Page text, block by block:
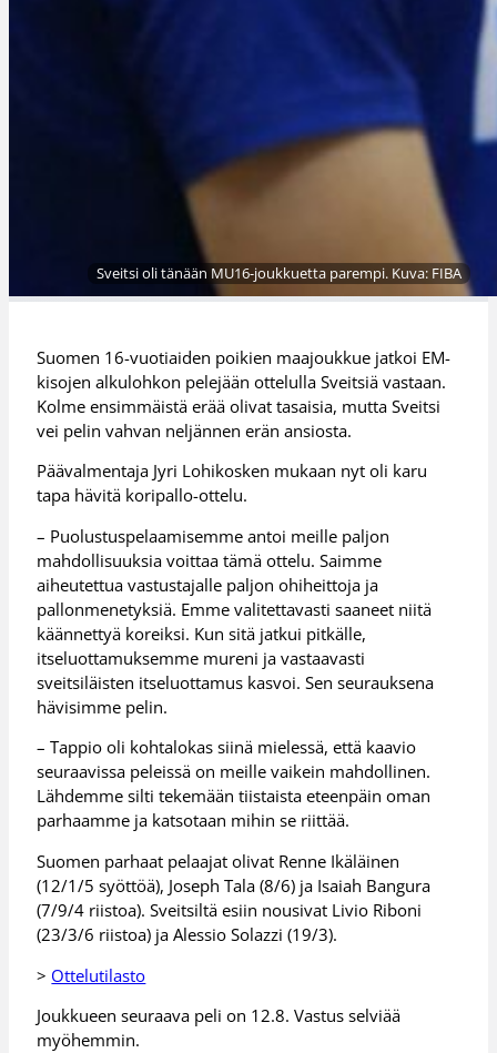
Sveitsi oli tänään MU16-joukkuetta parempi. Kuva: FIBA
Suomen 16-vuotiaiden poikien maajoukkue jatkoi EM-
kisojen alkulohkon pelejään ottelulla Sveitsiä vastaan.
Kolme ensimmäistä erää olivat tasaisia, mutta Sveitsi
vei pelin vahvan neljännen erän ansiosta.
Päävalmentaja Jyri Lohikosken mukaan nyt oli karu
tapa hävitä koripallo-ottelu.
– Puolustuspelaamisemme antoi meille paljon
mahdollisuuksia voittaa tämä ottelu. Saimme
aiheutettua vastustajalle paljon ohiheittoja ja
pallonmenetyksiä. Emme valitettavasti saaneet niitä
käännettyä koreiksi. Kun sitä jatkui pitkälle,
itseluottamuksemme mureni ja vastaavasti
sveitsiläisten itseluottamus kasvoi. Sen seurauksena
hävisimme pelin.
– Tappio oli kohtalokas siinä mielessä, että kaavio
seuraavissa peleissä on meille vaikein mahdollinen.
Lähdemme silti tekemään tiistaista eteenpäin oman
parhaamme ja katsotaan mihin se riittää.
Suomen parhaat pelaajat olivat Renne Ikäläinen
(12/1/5 syöttöä), Joseph Tala (8/6) ja Isaiah Bangura
(7/9/4 riistoa). Sveitsiltä esiin nousivat Livio Riboni
(23/3/6 riistoa) ja Alessio Solazzi (19/3).
> Ottelutilasto
Joukkueen seuraava peli on 12.8. Vastus selviää
myöhemmin.